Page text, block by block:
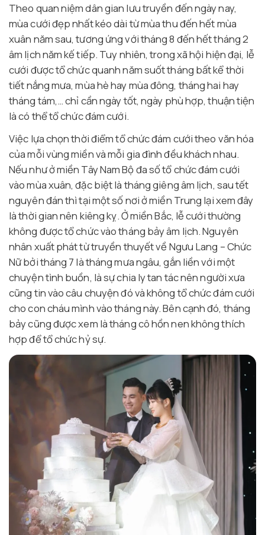
Theo quan niệm dân gian lưu truyền đến ngày nay,
mùa cưới đẹp nhất kéo dài từ mùa thu đến hết mùa
xuân năm sau, tương ứng với tháng 8 đến hết tháng 2
âm lịch năm kế tiếp. Tuy nhiên, trong xã hội hiện đại, lễ
cưới được tổ chức quanh năm suốt tháng bất kể thời
tiết nắng mưa, mùa hè hay mùa đông, tháng hai hay
tháng tám,… chỉ cần ngày tốt, ngày phù hợp, thuận tiện
là có thể tổ chức đám cưới.
Việc lựa chọn thời điểm tổ chức đám cưới theo văn hóa
của mỗi vùng miền và mỗi gia đình đều khách nhau.
Nếu như ở miền Tây Nam Bộ đa số tổ chức đám cưới
vào mùa xuân, đặc biệt là tháng giêng âm lịch, sau tết
nguyên đán thì tại một số nơi ở miền Trung lại xem đây
là thời gian nên kiêng kỵ. Ở miền Bắc, lễ cưới thường
không được tổ chức vào tháng bảy âm lịch. Nguyên
nhân xuất phát từ truyền thuyết về Ngưu Lang – Chức
Nữ bởi tháng 7 là tháng mưa ngâu, gắn liền với một
chuyện tình buồn, là sự chia ly tan tác nên người xưa
cũng tin vào câu chuyện đó và không tổ chức đám cưới
cho con cháu mình vào tháng này. Bên cạnh đó, tháng
bảy cũng được xem là tháng cô hồn nen không thích
hợp để tổ chức hỷ sự.